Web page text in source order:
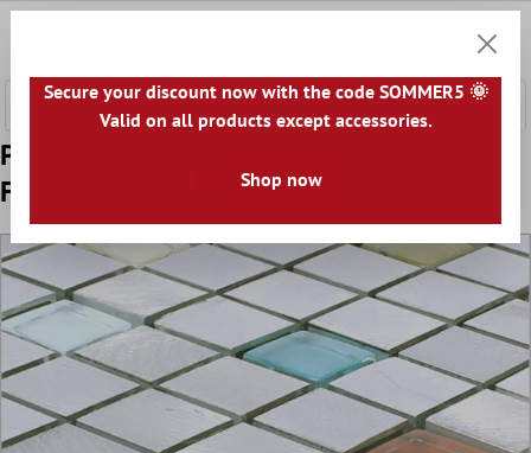
Prov Mosaik Lissabon Aluminium Glas Mix
Färgrik
Secure your discount now with the code SOMMER5 🌞
Valid on all products except accessories.
Shop now